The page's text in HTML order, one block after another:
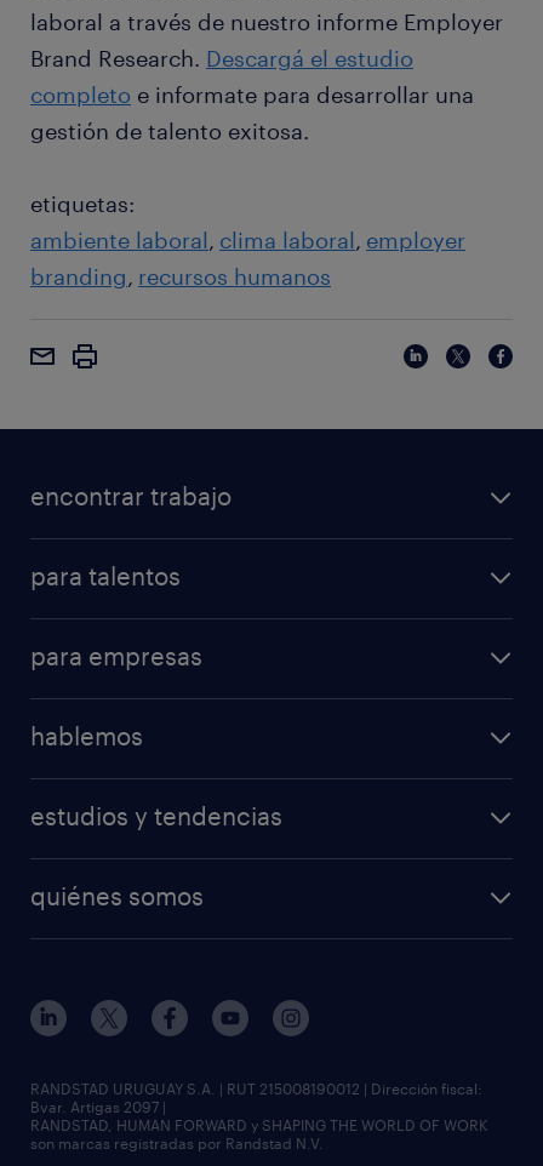
laboral a través de nuestro informe Employer
Brand Research. Descargá el estudio
completo e informate para desarrollar una
gestión de talento exitosa.
etiquetas:
ambiente laboral clima laboral employer
branding recursos humanos
encontrar trabajo
para talentos
para empresas
hablemos
estudios y tendencias
quiénes somos
RANDSTAD URUGUAY S.A. | RUT 215008190012 | Dirección fiscal:
Bvar. Artigas 2097 |
RANDSTAD, HUMAN FORWARD y SHAPING THE WORLD OF WORK
son marcas registradas por Randstad N.V.